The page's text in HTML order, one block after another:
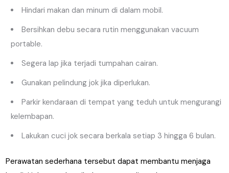
Hindari makan dan minum di dalam mobil.
Bersihkan debu secara rutin menggunakan vacuum
portable.
Segera lap jika terjadi tumpahan cairan.
Gunakan pelindung jok jika diperlukan.
Parkir kendaraan di tempat yang teduh untuk mengurangi
kelembapan.
Lakukan cuci jok secara berkala setiap 3 hingga 6 bulan.
Perawatan sederhana tersebut dapat membantu menjaga